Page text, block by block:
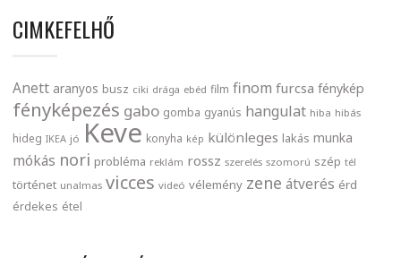
CIMKEFELHŐ
Anett aranyos busz ciki drága ebéd film finom furcsa fénykép
fényképezés gabo gomba gyanús hangulat hiba hibás
hideg IKEA jó Keve konyha kép különleges lakás munka
mókás nori probléma reklám rossz szerelés szomorú szép tél
történet unalmas vicces videó vélemény zene átverés érd
érdekes étel